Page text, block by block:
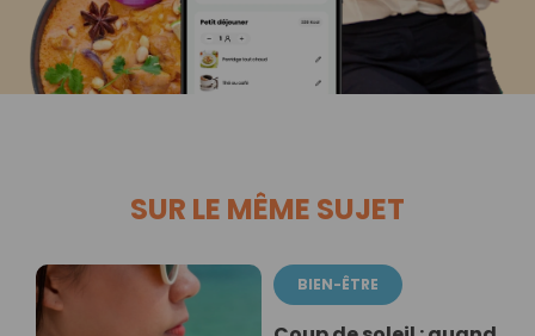
SUR LE MÊME SUJET
BIEN-ÊTRE